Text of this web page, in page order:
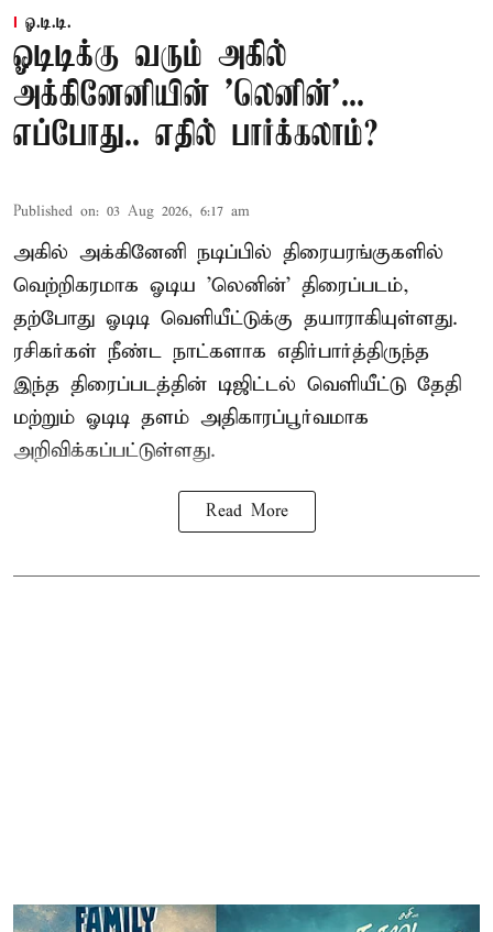
ஓ.டி.டி.
ஓடிடிக்கு வரும் அகில்
அக்கினேனியின் 'லெனின்'...
எப்போது.. எதில் பார்க்கலாம்?
Published on: 03 Aug 2026, 6:17 am
அகில் அக்கினேனி நடிப்பில் திரையரங்குகளில்
வெற்றிகரமாக ஓடிய 'லெனின்' திரைப்படம்,
தற்போது ஓடிடி வெளியீட்டுக்கு தயாராகியுள்ளது.
ரசிகர்கள் நீண்ட நாட்களாக எதிர்பார்த்திருந்த
இந்த திரைப்படத்தின் டிஜிட்டல் வெளியீட்டு தேதி
மற்றும் ஓடிடி தளம் அதிகாரப்பூர்வமாக
அறிவிக்கப்பட்டுள்ளது.
Read More